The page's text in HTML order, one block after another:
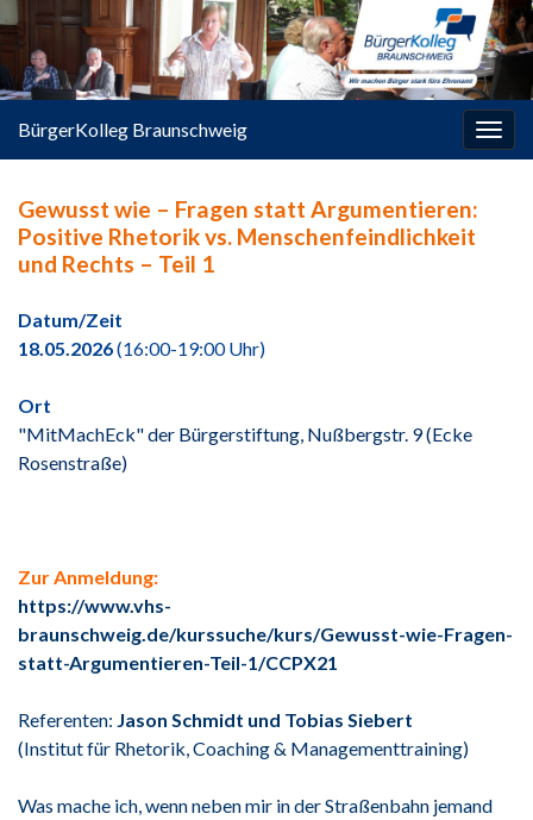
springen
BürgerKolleg Braunschweig
Gewusst wie – Fragen statt Argumentieren:
Positive Rhetorik vs. Menschenfeindlichkeit
und Rechts – Teil 1
Datum/Zeit
18.05.2026(16:00-19:00 Uhr)
Ort
"MitMachEck" der Bürgerstiftung, Nußbergstr. 9 (Ecke
Rosenstraße)
Zur Anmeldung:
https://www.vhs-
braunschweig.de/kurssuche/kurs/Gewusst-wie-Fragen-
statt-Argumentieren-Teil-1/CCPX21
Referenten: Jason Schmidt und Tobias Siebert
(Institut für Rhetorik, Coaching & Managementtraining)
Was mache ich, wenn neben mir in der Straßenbahn jemand